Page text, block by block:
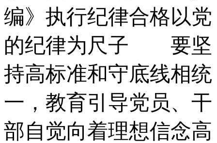
编》执行纪律合格以党
的纪律为尺子 要坚
持高标准和守底线相统
一，教育引导党员、干
部自觉向着理想信念高